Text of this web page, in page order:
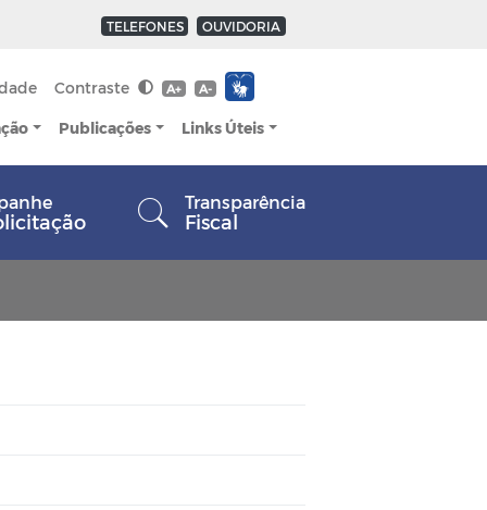
TELEFONES OUVIDORIA
Contraste A+ A-
Publicações Links Úteis
Transparência
Fiscal